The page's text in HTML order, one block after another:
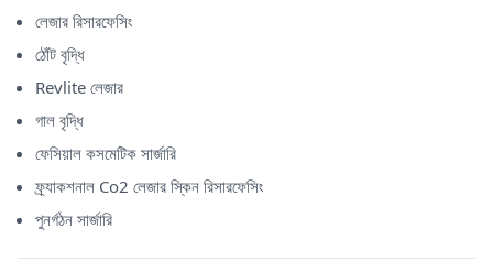
লেজার রিসারফেসিং
ঠোঁট বৃদ্ধি
Revlite লেজার
গাল বৃদ্ধি
ফেসিয়াল কসমেটিক সার্জারি
ফ্র্যাকশনাল Co2 লেজার স্কিন রিসারফেসিং
পুনর্গঠন সার্জারি